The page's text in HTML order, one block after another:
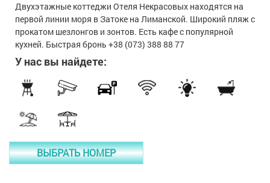
Двухэтажные коттеджи Отеля Некрасовых находятся на
первой линии моря в Затоке на Лиманской. Широкий пляж с
прокатом шезлонгов и зонтов. Есть кафе с популярной
кухней. Быстрая бронь +38 (073) 388 88 77
У нас вы найдете:
ВЫБРАТЬ НОМЕР